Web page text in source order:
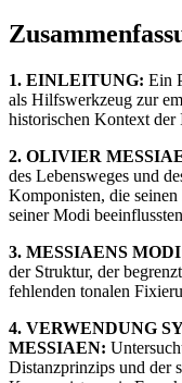
1. EINLEITUNG: Ein
als Hilfswerkzeug zur
historischen Kontext der
2. OLIVIER
des Lebensweges und
Komponisten, die
seiner Modi
3. MESSIAENS
der Struktur, der
fehlenden tonalen
4. VERWENDUNG
MESSIAEN:
Distanzprinzips und der